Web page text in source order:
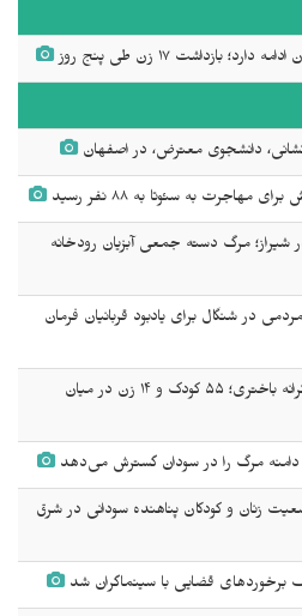
بازداشت ١٧ زن طی پنج روز
دانشجوی معترض، در اصفهان
مهاجرت به سئوتا به ۸۸ نفر رسید
مرگ دسته جمعی آبزیان رودخانه
در شنگال برای یادبود قربانیان فرمان
موج تازه بازداشت‌ها در کرانه باختری؛ ۵۵ کودک و ۱۴ زن در میان
زنان و کودکان پناهنده سودانی در شرق
برخوردهای قضایی با سینماگران شد